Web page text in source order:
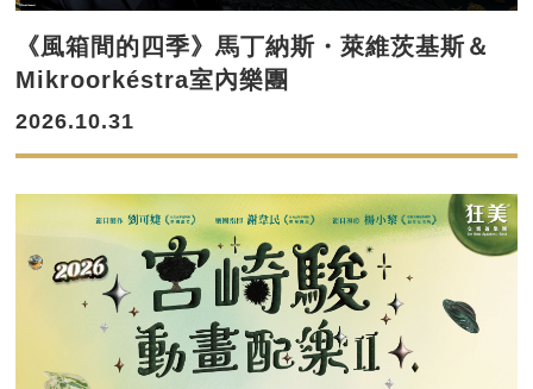
《風箱間的四季》馬丁納斯・萊維茨基斯＆
Mikroorkéstra室內樂團
2026.10.31